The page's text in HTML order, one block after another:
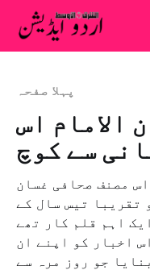
پہلا صفحہ
الامام اس
سے کوچ
اس مصنف صحافی غسان
تقریبا تیس سال کے
اہم قلم کار تھے
اخبار کو اپنے ان
جو روز مرہ سے